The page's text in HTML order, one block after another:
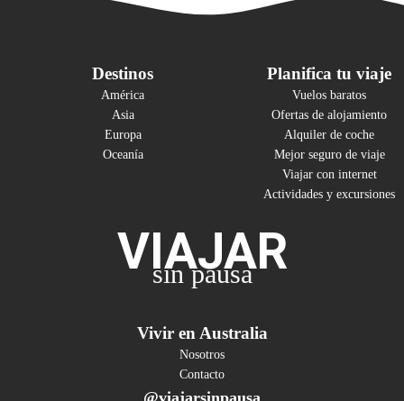
Destinos
América
Asia
Europa
Oceanía
Planifica tu viaje
Vuelos baratos
Ofertas de alojamiento
Alquiler de coche
Mejor seguro de viaje
Viajar con internet
Actividades y excursiones
VIAJAR
sin pausa
Vivir en Australia
Nosotros
Contacto
@viajarsinpausa